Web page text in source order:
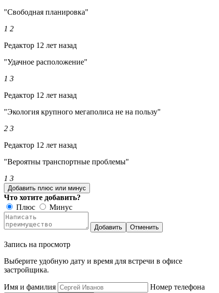
"Свободная планировка"
1 2
Редактор 12 лет назад
"Удачное расположение"
1 3
Редактор 12 лет назад
"Экология крупного мегаполиса не на пользу"
2 3
Редактор 12 лет назад
"Вероятны транспортные проблемы"
1 3
Добавить плюс или минус
Что хотите добавить?
Плюс
Минус
Добавить Отменить
Запись на просмотр
Выберите удобную дату и время для встречи в офисе
застройщика.
Имя и фамилия Номер телефона